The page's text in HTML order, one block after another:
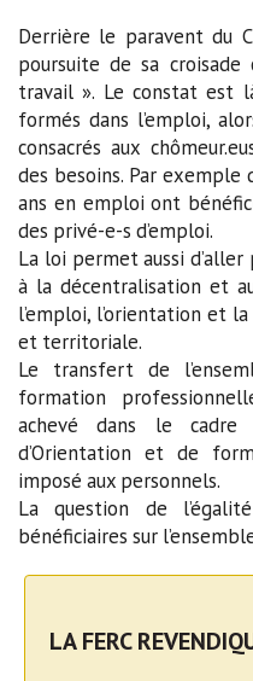
Derrière le paravent du
poursuite de sa
travail ». Le constat est
formés dans l’emploi,
consacrés aux
des besoins. Par exemple
ans en emploi ont
des privé-e-s d’emploi.
La loi permet aussi
à la décentralisation et
l’emploi, l’orientation et
et territoriale.
Le transfert de
formation
achevé dans le cadre
d’Orientation et de
imposé aux personnels.
La question de
bénéficiaires sur
LA FERC